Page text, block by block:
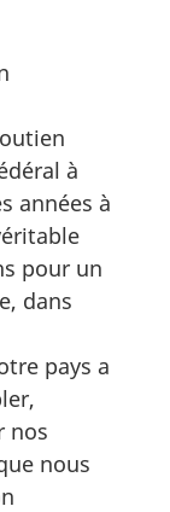
à
années à
pour un
dans
pays a
nos
nous